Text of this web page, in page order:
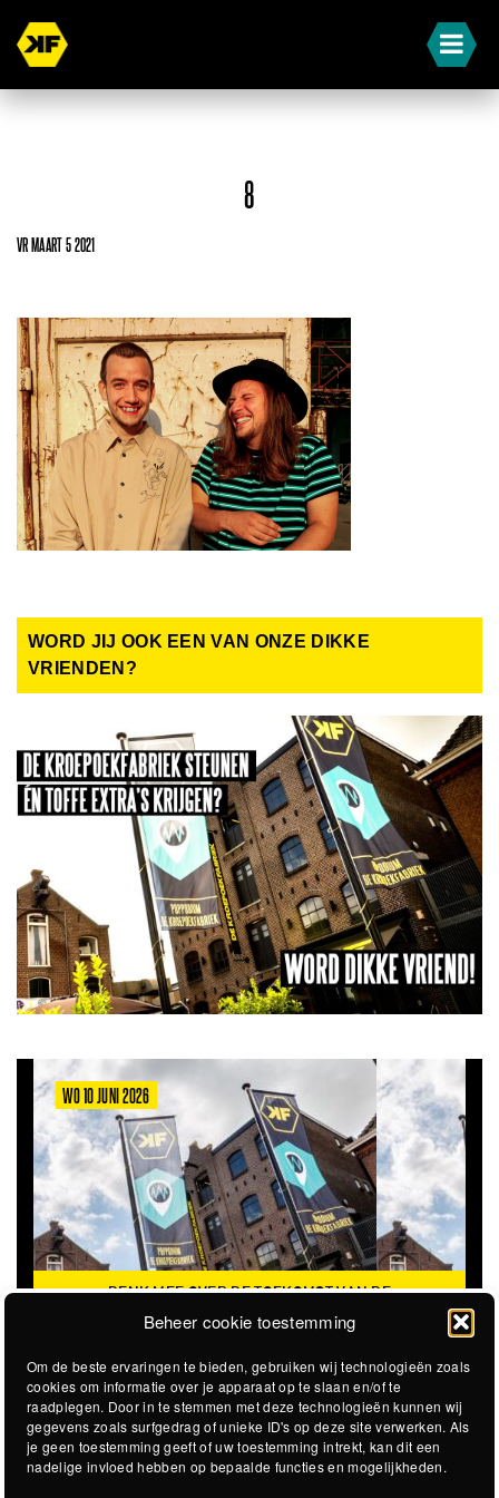
Beheer cookie toestemming
Om de beste ervaringen te bieden, gebruiken wij technologieën zoals
cookies om informatie over je apparaat op te slaan en/of te
raadplegen. Door in te stemmen met deze technologieën kunnen wij
gegevens zoals surfgedrag of unieke ID's op deze site verwerken. Als
je geen toestemming geeft of uw toestemming intrekt, kan dit een
nadelige invloed hebben op bepaalde functies en mogelijkheden.
8
VR MAART 5 2021
WORD JIJ OOK EEN VAN ONZE DIKKE
VRIENDEN?
WO 10 JUNI 2026
DENK MEE OVER DE TOEKOMST VAN DE
KROEPOEKFABRIEK